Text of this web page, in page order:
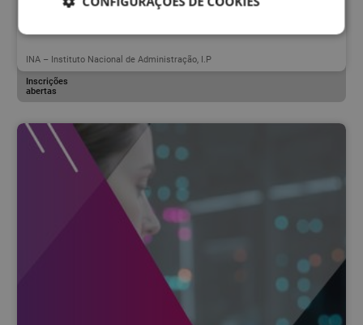
Excel : Cálculos e Funções Básicas : 1.3
INA – Instituto Nacional de Administração, I.P
Inscrições
abertas